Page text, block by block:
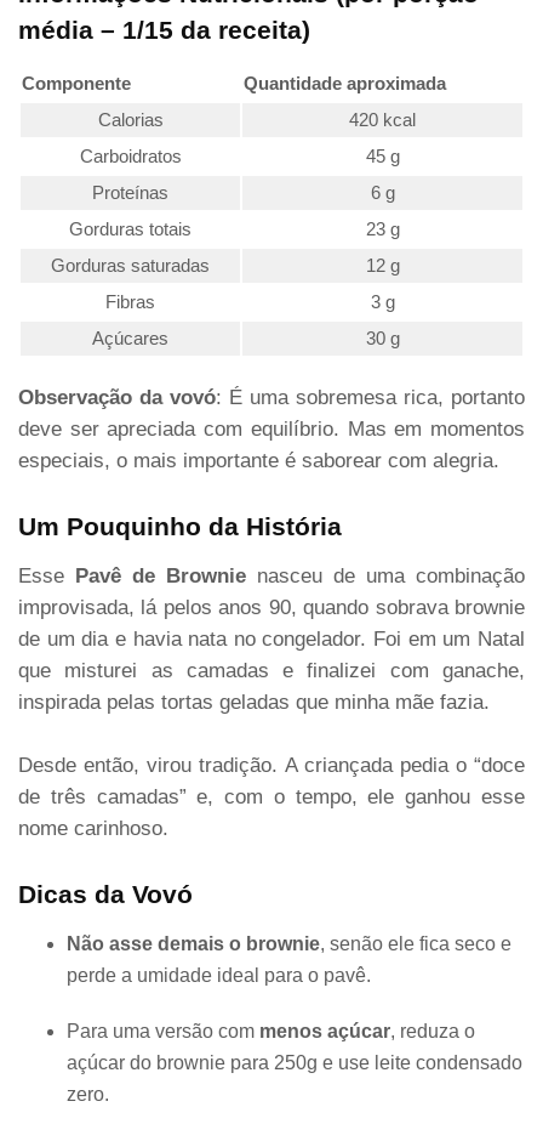
média – 1/15 da receita)
Componente
Quantidade aproximada
Calorias
420 kcal
Carboidratos
45 g
Proteínas
6 g
Gorduras totais
23 g
Gorduras saturadas
12 g
Fibras
3 g
Açúcares
30 g
Observação da vovó: É uma sobremesa rica, portanto
deve ser apreciada com equilíbrio. Mas em momentos
especiais, o mais importante é saborear com alegria.
Um Pouquinho da História
Esse Pavê de Brownie nasceu de uma combinação
improvisada, lá pelos anos 90, quando sobrava brownie
de um dia e havia nata no congelador. Foi em um Natal
que misturei as camadas e finalizei com ganache,
inspirada pelas tortas geladas que minha mãe fazia.
Desde então, virou tradição. A criançada pedia o “doce
de três camadas” e, com o tempo, ele ganhou esse
nome carinhoso.
Dicas da Vovó
Não asse demais o brownie, senão ele fica seco e
perde a umidade ideal para o pavê.
Para uma versão com menos açúcar, reduza o
açúcar do brownie para 250g e use leite condensado
zero.